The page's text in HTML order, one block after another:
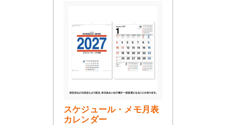
スケジュール・メモ月表
カレンダー